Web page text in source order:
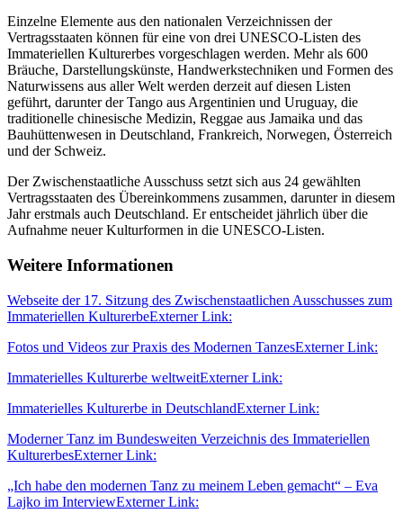
Einzelne Elemente aus den nationalen Verzeichnissen der
Vertragsstaaten können für eine von drei UNESCO-Listen des
Immateriellen Kulturerbes vorgeschlagen werden. Mehr als 600
Bräuche, Darstellungskünste, Handwerkstechniken und Formen des
Naturwissens aus aller Welt werden derzeit auf diesen Listen
geführt, darunter der Tango aus Argentinien und Uruguay, die
traditionelle chinesische Medizin, Reggae aus Jamaika und das
Bauhüttenwesen in Deutschland, Frankreich, Norwegen, Österreich
und der Schweiz.
Der Zwischenstaatliche Ausschuss setzt sich aus 24 gewählten
Vertragsstaaten des Übereinkommens zusammen, darunter in diesem
Jahr erstmals auch Deutschland. Er entscheidet jährlich über die
Aufnahme neuer Kulturformen in die UNESCO-Listen.
Weitere Informationen
Webseite der 17. Sitzung des Zwischenstaatlichen Ausschusses zum
Immateriellen KulturerbeExterner Link:
Fotos und Videos zur Praxis des Modernen TanzesExterner Link:
Immaterielles Kulturerbe weltweitExterner Link:
Immaterielles Kulturerbe in DeutschlandExterner Link:
Moderner Tanz im Bundesweiten Verzeichnis des Immateriellen
KulturerbesExterner Link:
„Ich habe den modernen Tanz zu meinem Leben gemacht“ – Eva
Lajko im InterviewExterner Link: